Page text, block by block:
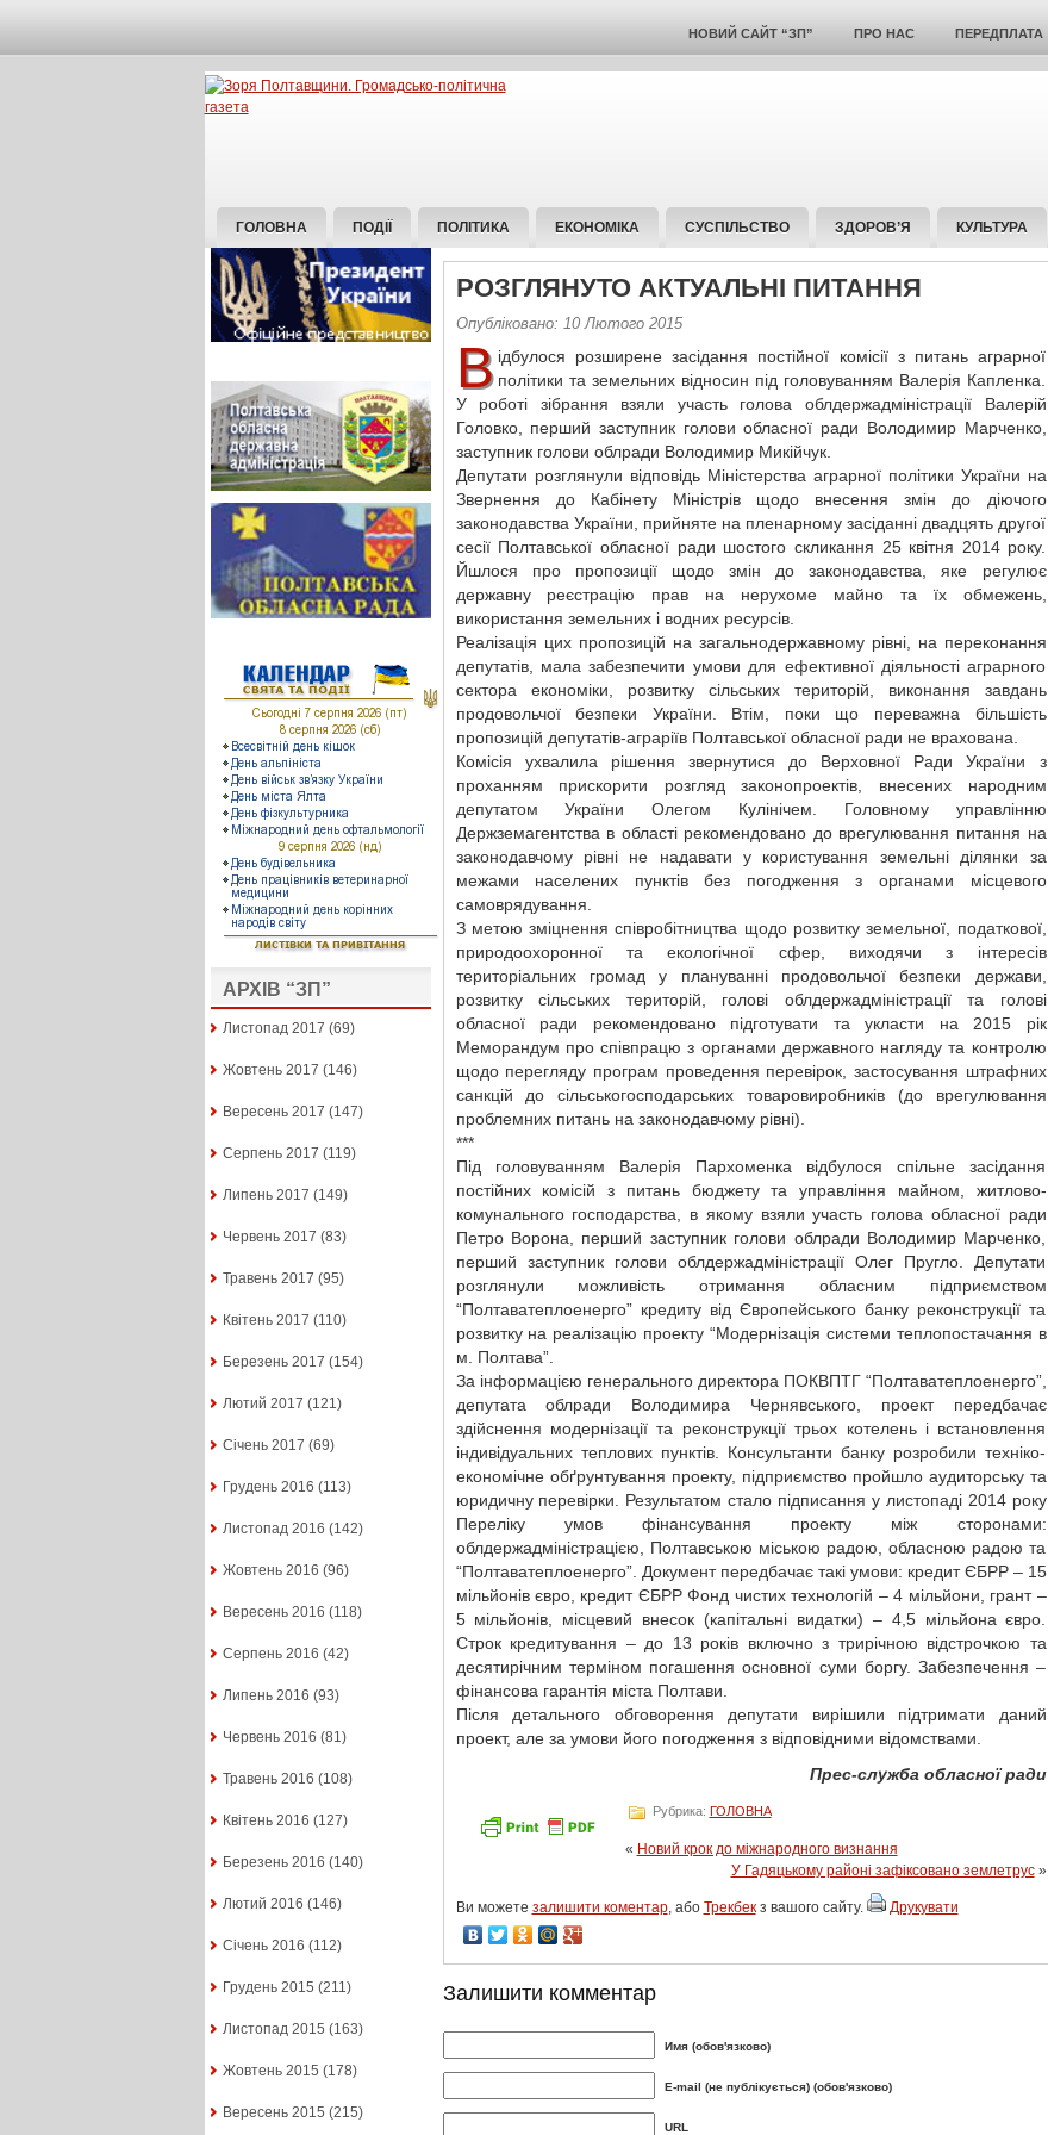
НОВИЙ САЙТ “ЗП” ПРО НАС ПЕРЕДПЛАТА
ГОЛОВНА ПОДІЇ ПОЛІТИКА ЕКОНОМІКА СУСПІЛЬСТВО ЗДОРОВ’Я КУЛЬТУРА
АРХІВ “ЗП”
Листопад 2017 (69)
Жовтень 2017 (146)
Вересень 2017 (147)
Серпень 2017 (119)
Липень 2017 (149)
Червень 2017 (83)
Травень 2017 (95)
Квітень 2017 (110)
Березень 2017 (154)
Лютий 2017 (121)
Січень 2017 (69)
Грудень 2016 (113)
Листопад 2016 (142)
Жовтень 2016 (96)
Вересень 2016 (118)
Серпень 2016 (42)
Липень 2016 (93)
Червень 2016 (81)
Травень 2016 (108)
Квітень 2016 (127)
Березень 2016 (140)
Лютий 2016 (146)
Січень 2016 (112)
Грудень 2015 (211)
Листопад 2015 (163)
Жовтень 2015 (178)
Вересень 2015 (215)
РОЗГЛЯНУТО АКТУАЛЬНІ ПИТАННЯ
Опубліковано: 10 Лютого 2015
В ідбулося розширене засідання постійної комісії з питань аграрної
політики та земельних відносин під головуванням Валерія Капленка.
У роботі зібрання взяли участь голова облдержадміністрації Валерій
Головко, перший заступник голови обласної ради Володимир Марченко,
заступник голови облради Володимир Микійчук.
Депутати розглянули відповідь Міністерства аграрної політики України на
Звернення до Кабінету Міністрів щодо внесення змін до діючого
законодавства України, прийняте на пленарному засіданні двадцять другої
сесії Полтавської обласної ради шостого скликання 25 квітня 2014 року.
Йшлося про пропозиції щодо змін до законодавства, яке регулює
державну реєстрацію прав на нерухоме майно та їх обмежень,
використання земельних і водних ресурсів.
Реалізація цих пропозицій на загальнодержавному рівні, на переконання
депутатів, мала забезпечити умови для ефективної діяльності аграрного
сектора економіки, розвитку сільських територій, виконання завдань
продовольчої безпеки України. Втім, поки що переважна більшість
пропозицій депутатів-аграріїв Полтавської обласної ради не врахована.
Комісія ухвалила рішення звернутися до Верховної Ради України з
проханням прискорити розгляд законопроектів, внесених народним
депутатом України Олегом Кулінічем. Головному управлінню
Держземагентства в області рекомендовано до врегулювання питання на
законодавчому рівні не надавати у користування земельні ділянки за
межами населених пунктів без погодження з органами місцевого
самоврядування.
З метою зміцнення співробітництва щодо розвитку земельної, податкової,
природоохоронної та екологічної сфер, виходячи з інтересів
територіальних громад у плануванні продовольчої безпеки держави,
розвитку сільських територій, голові облдержадміністрації та голові
обласної ради рекомендовано підготувати та укласти на 2015 рік
Меморандум про співпрацю з органами державного нагляду та контролю
щодо перегляду програм проведення перевірок, застосування штрафних
санкцій до сільськогосподарських товаровиробників (до врегулювання
проблемних питань на законодавчому рівні).
***
Під головуванням Валерія Пархоменка відбулося спільне засідання
постійних комісій з питань бюджету та управління майном, житлово-
комунального господарства, в якому взяли участь голова обласної ради
Петро Ворона, перший заступник голови облради Володимир Марченко,
перший заступник голови облдержадміністрації Олег Пругло. Депутати
розглянули можливість отримання обласним підприємством
“Полтаватеплоенерго” кредиту від Європейського банку реконструкції та
розвитку на реалізацію проекту “Модернізація системи теплопостачання в
м. Полтава”.
За інформацією генерального директора ПОКВПТГ “Полтаватеплоенерго”,
депутата облради Володимира Чернявського, проект передбачає
здійснення модернізації та реконструкції трьох котелень і встановлення
індивідуальних теплових пунктів. Консультанти банку розробили техніко-
економічне обґрунтування проекту, підприємство пройшло аудиторську та
юридичну перевірки. Результатом стало підписання у листопаді 2014 року
Переліку умов фінансування проекту між сторонами:
облдержадміністрацією, Полтавською міською радою, обласною радою та
“Полтаватеплоенерго”. Документ передбачає такі умови: кредит ЄБРР – 15
мільйонів євро, кредит ЄБРР Фонд чистих технологій – 4 мільйони, грант –
5 мільйонів, місцевий внесок (капітальні видатки) – 4,5 мільйона євро.
Строк кредитування – до 13 років включно з трирічною відстрочкою та
десятирічним терміном погашення основної суми боргу. Забезпечення –
фінансова гарантія міста Полтави.
Після детального обговорення депутати вирішили підтримати даний
проект, але за умови його погодження з відповідними відомствами.
Прес-служба обласної ради
Рубрика: ГОЛОВНА
« Новий крок до міжнародного визнання
У Гадяцькому районі зафіксовано землетрус»
Ви можете залишити коментар, або Трекбекз вашого сайту. Друкувати
Залишити комментар
Имя (обов'язково)
E-mail (не публікується) (обов'язково)
URL